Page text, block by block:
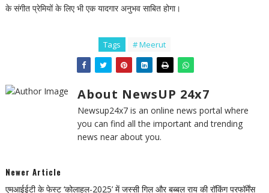
के संगीत प्रेमियों के लिए भी एक यादगार अनुभव साबित होगा।
Tags # Meerut
About NewsUP 24x7
Newsup24x7 is an online news portal where
you can find all the important and trending
news near about you.
Newer Article
एमआईईटी के फेस्ट ‘कोलाहल-2025’ में जस्सी गिल और बब्बल राय की रॉकिंग परफॉर्मेंस